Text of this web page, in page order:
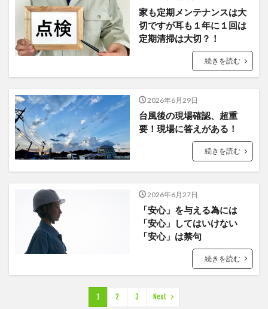
家も定期メンテナンスは大
切ですが耳も１年に１回は
定期清掃は大切？！
続きを読む
2026年6月29日
台風後の現場確認、超重
要！現場に答えがある！
続きを読む
2026年6月27日
「安心」を与える為には
「安心」してはいけない
「安心」は禁句
続きを読む
1 2 3 Next